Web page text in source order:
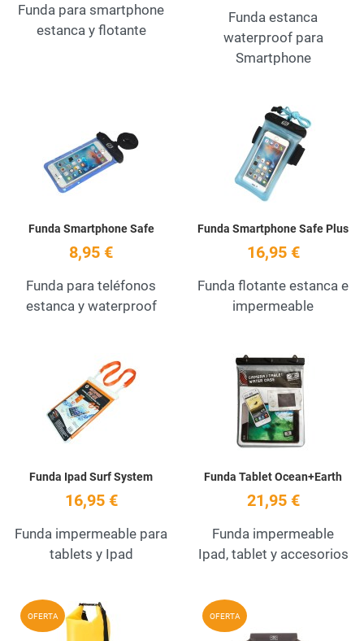
Funda para smartphone
estanca y flotante
Funda estanca
waterproof para
Smartphone
Add to Wishlist
Funda Smartphone Safe
8,95 €
Funda para teléfonos
estanca y waterproof
Funda Smartphone Safe Plus
16,95 €
Funda flotante estanca e
impermeable
Add to Wishlist
Quick View
Funda Ipad Surf System
16,95 €
Funda impermeable para
tablets y Ipad
Funda Tablet Ocean+Earth
21,95 €
Funda impermeable
Ipad, tablet y accesorios
OFERTA Add to Wishlist
OFERTA